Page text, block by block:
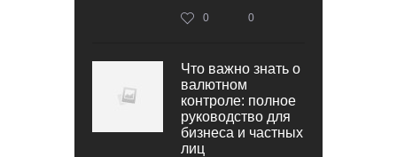
0 0
Что важно знать о
валютном
контроле: полное
руководство для
бизнеса и частных
лиц